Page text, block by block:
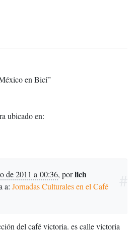
en Bici”
ubicado en:
de 2011 a 00:36, porlich
a: Jornadas Culturales en el Café
del café victoria. es calle victoria